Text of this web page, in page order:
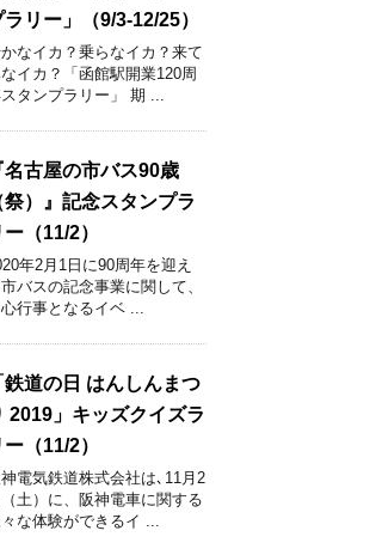
ラリー」（9/3-12/25）
なイカ？乗らなイカ？来て
イカ？「函館駅開業120周
タンプラリー」 期 ...
名古屋の市バス90歳
祭）』記念スタンプラ
ー（11/2）
年2月1日に90周年を迎え
バスの記念事業に関して、
行事となるイベ ...
鉄道の日 はんしんまつ
2019」キッズクイズラ
ー（11/2）
電気鉄道株式会社は､11月2
（土）に、阪神電車に関する
な体験ができるイ ...